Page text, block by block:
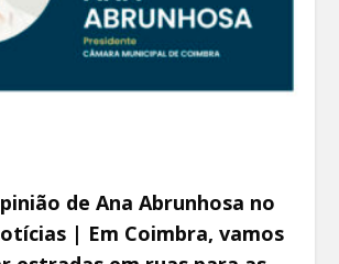
de Ana Abrunhosa no
| Em Coimbra, vamos